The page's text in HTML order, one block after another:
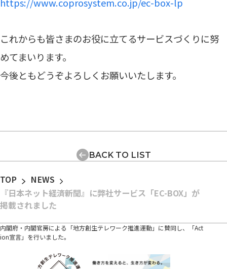
https://www.coprosystem.co.jp/ec-box-lp
これからも皆さまのお役に立てるサービスづくりに努
めてまいります。
今後ともどうぞよろしくお願いいたします。
BACK TO LIST
TOP
NEWS
『日本ネット経済新聞』に弊社サービス「EC-BOX」が
掲載されました
内閣府・内閣官房による「地方創生テレワーク推進運動」に賛同し、「Act
ion宣言」を行いました。